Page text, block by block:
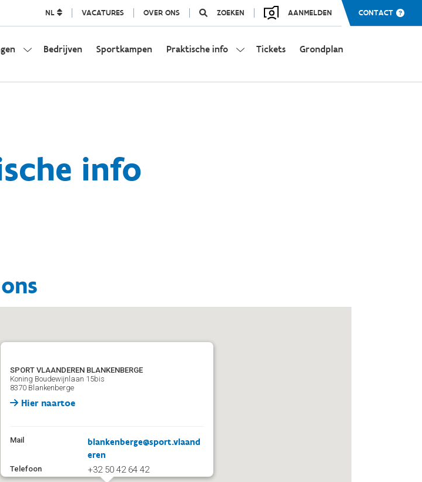
NL VACATURES OVER ONS ZOEKEN AANMELDEN CONTACT
Bedrijven Sportkampen Praktische info Tickets Grondplan
info
SPORT VLAANDEREN BLANKENBERGE
Koning Boudewijnlaan 15bis
8370 Blankenberge
Hier naartoe
Mail
blankenberge@sport.vlaand
eren
Telefoon +32 50 42 64 42